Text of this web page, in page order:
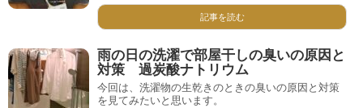
記事を読む
雨の日の洗濯で部屋干しの臭いの原因と
対策 過炭酸ナトリウム
今回は、洗濯物の生乾きのときの臭いの原因と対策
を見てみたいと思います。